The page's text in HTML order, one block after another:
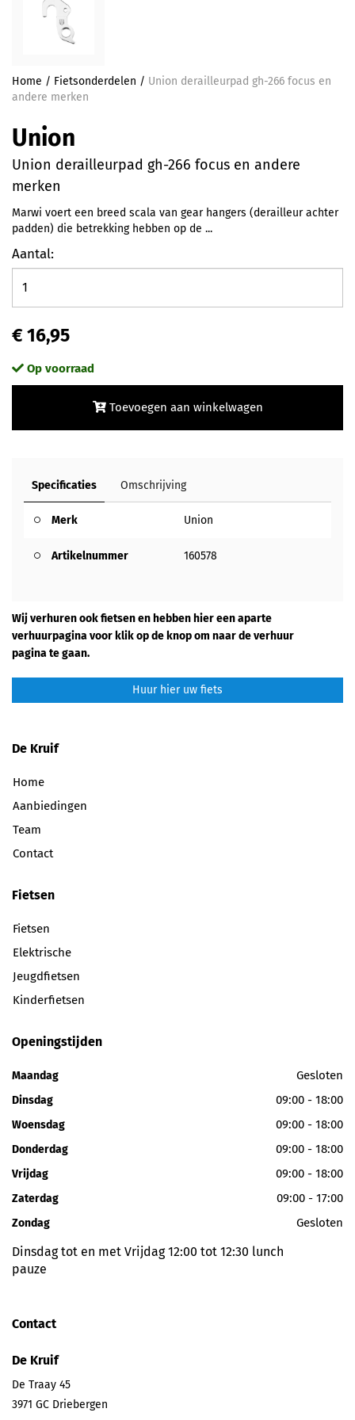
Home / Fietsonderdelen / Union derailleurpad gh-266 focus en
andere merken
Union
Union derailleurpad gh-266 focus en andere
merken
Marwi voert een breed scala van gear hangers (derailleur achter
padden) die betrekking hebben op de ...
Aantal:
€ 16,95
Op voorraad
Toevoegen aan winkelwagen
Specificaties Omschrijving
Merk Union
Artikelnummer 160578
Wij verhuren ook fietsen en hebben hier een aparte
verhuurpagina voor klik op de knop om naar de verhuur
pagina te gaan.
Huur hier uw fiets
De Kruif
Home
Aanbiedingen
Team
Contact
Fietsen
Fietsen
Elektrische
Jeugdfietsen
Kinderfietsen
Openingstijden
Maandag Gesloten
Dinsdag 09:00 - 18:00
Woensdag 09:00 - 18:00
Donderdag 09:00 - 18:00
Vrijdag 09:00 - 18:00
Zaterdag 09:00 - 17:00
Zondag Gesloten
Dinsdag tot en met Vrijdag 12:00 tot 12:30 lunch
pauze
Contact
De Kruif
De Traay 45
3971 GC Driebergen